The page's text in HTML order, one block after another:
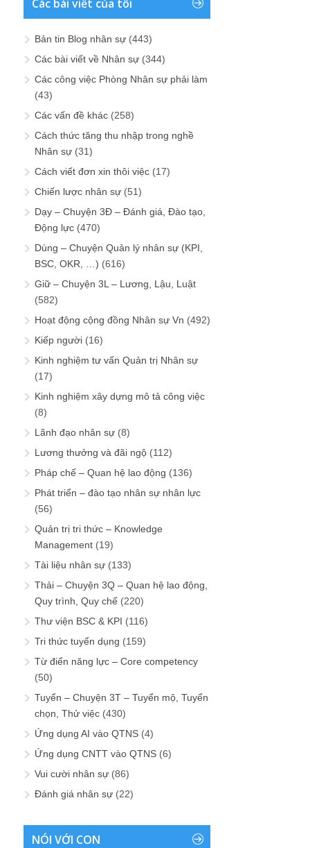
Các bài viết của tôi
Bản tin Blog nhân sự (443)
Các bài viết về Nhân sự (344)
Các công việc Phòng Nhân sự phải làm
(43)
Các vấn đề khác (258)
Cách thức tăng thu nhập trong nghề
Nhân sự (31)
Cách viết đơn xin thôi việc (17)
Chiến lược nhân sự (51)
Dạy – Chuyện 3Đ – Đánh giá, Đào tạo,
Động lực (470)
Dùng – Chuyện Quản lý nhân sự (KPI,
BSC, OKR, …) (616)
Giữ – Chuyện 3L – Lương, Lậu, Luật
(582)
Hoạt động cộng đồng Nhân sự Vn (492)
Kiếp người (16)
Kinh nghiệm tư vấn Quản trị Nhân sự
(17)
Kinh nghiệm xây dựng mô tả công việc
(8)
Lãnh đạo nhân sự (8)
Lương thưởng và đãi ngộ (112)
Pháp chế – Quan hệ lao động (136)
Phát triển – đào tạo nhân sự nhân lực
(56)
Quản trị tri thức – Knowledge
Management (19)
Tài liệu nhân sự (133)
Thải – Chuyện 3Q – Quan hệ lao động,
Quy trình, Quy chế (220)
Thư viện BSC & KPI (116)
Tri thức tuyển dụng (159)
Từ điển năng lực – Core competency
(50)
Tuyển – Chuyện 3T – Tuyển mộ, Tuyển
chọn, Thử việc (430)
Ứng dụng AI vào QTNS (4)
Ứng dụng CNTT vào QTNS (6)
Vui cười nhân sự (86)
Đánh giá nhân sự (22)
NÓI VỚI CON